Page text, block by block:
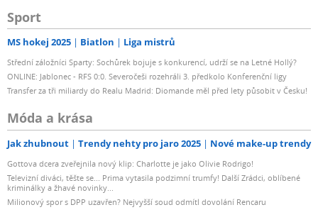
Sport
MS hokej 2025 Biatlon Liga mistrů
Střední záložníci Sparty: Sochůrek bojuje s konkurencí, udrží se na Letné Hollý?
ONLINE: Jablonec - RFS 0:0. Severočeši rozehráli 3. předkolo Konferenční ligy
Transfer za tři miliardy do Realu Madrid: Diomande měl před lety působit v Česku!
Móda a krása
Jak zhubnout Trendy nehty pro jaro 2025 Nové make-up trendy
Gottova dcera zveřejnila nový klip: Charlotte je jako Olivie Rodrigo!
Televizní diváci, těšte se... Prima vytasila podzimní trumfy! Další Zrádci, oblíbené
kriminálky a žhavé novinky...
Milionový spor s DPP uzavřen? Nejvyšší soud odmítl dovolání Rencaru